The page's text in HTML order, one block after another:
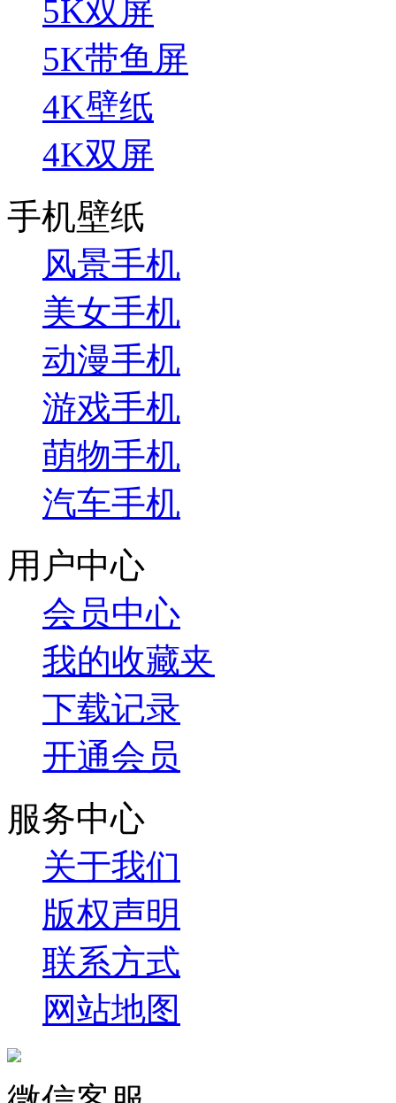
5K双屏
5K带鱼屏
4K壁纸
4K双屏
手机壁纸
风景手机
美女手机
动漫手机
游戏手机
萌物手机
汽车手机
用户中心
会员中心
我的收藏夹
下载记录
开通会员
服务中心
关于我们
版权声明
联系方式
网站地图